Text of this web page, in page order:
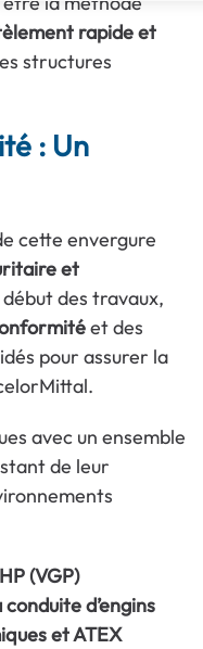
rapide et
structures
: Un
cette envergure
et
des travaux,
et des
pour assurer la
avec un ensemble
de leur
(VGP)
d’engins
et ATEX